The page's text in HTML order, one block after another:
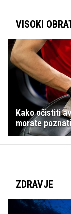
VISOKI
Kako očistiti
morate poznati
ZDRAVJE